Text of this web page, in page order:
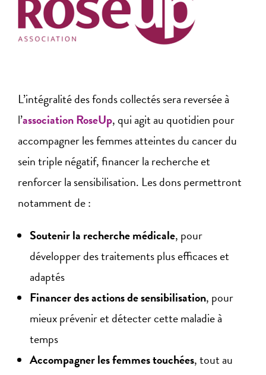
L’intégralité des fonds collectés sera reversée à
l’association RoseUp, qui agit au quotidien pour
accompagner les femmes atteintes du cancer du
sein triple négatif, financer la recherche et
renforcer la sensibilisation. Les dons permettront
notamment de :
Soutenir la recherche médicale, pour
développer des traitements plus efficaces et
adaptés
Financer des actions de sensibilisation, pour
mieux prévenir et détecter cette maladie à
temps
Accompagner les femmes touchées, tout au